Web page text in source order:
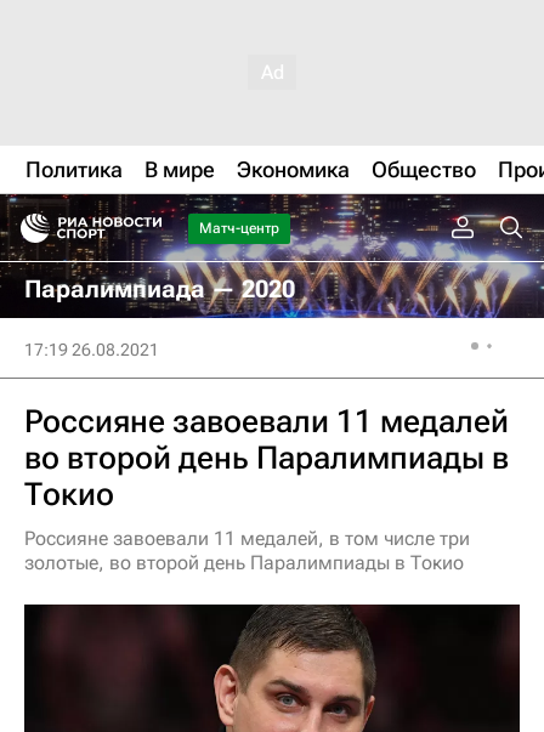
Политика В мире Экономика Общество
Матч-центр
Паралимпиада — 2020
17:19 26.08.2021
Россияне завоевали 11 медалей
во второй день Паралимпиады в
Токио
Россияне завоевали 11 медалей, в том числе три
золотые, во второй день Паралимпиады в Токио